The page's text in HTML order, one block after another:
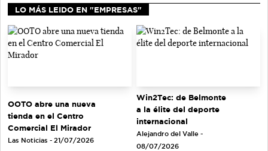
LO MÁS LEIDO EN "EMPRESAS"
OOTO abre una nueva
tienda en el Centro
Comercial El Mirador
Las Noticias - 21/07/2026
Win2Tec: de Belmonte
a la élite del deporte
internacional
Alejandro del Valle -
08/07/2026